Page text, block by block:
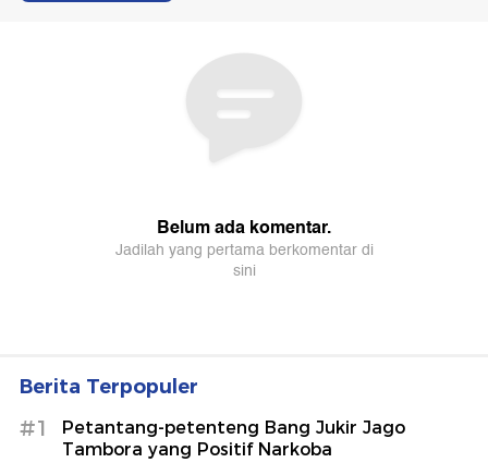
Berita Terpopuler
#1
Petantang-petenteng Bang Jukir Jago
Tambora yang Positif Narkoba